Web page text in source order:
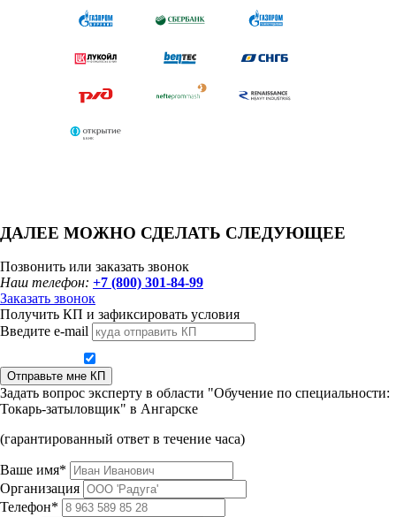
ДАЛЕЕ МОЖНО СДЕЛАТЬ СЛЕДУЮЩЕЕ
Позвонить или заказать звонок
Наш телефон: +7 (800) 301-84-99
Заказать звонок
Получить КП и зафиксировать условия
Введите e-mail
Отправьте мне КП
Задать вопрос эксперту в области "Обучение по специальности:
Токарь-затыловщик" в Ангарске
(гарантированный ответ в течение часа)
Ваше имя*
Организация
Телефон*